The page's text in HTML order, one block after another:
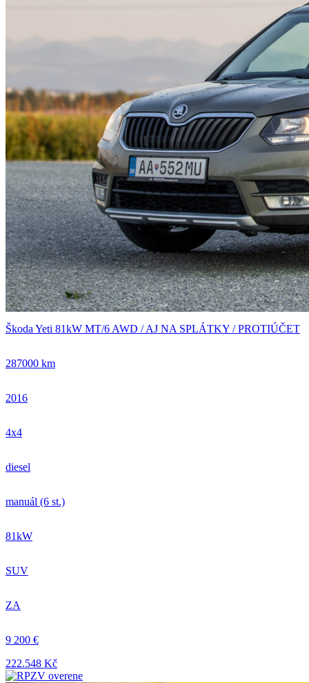
Škoda Yeti 81kW MT/6 AWD / AJ NA SPLÁTKY / PROTIÚČET
287000 km
2016
4x4
diesel
manuál (6 st.)
81kW
SUV
ZA
9 200 €
222.548 Kč